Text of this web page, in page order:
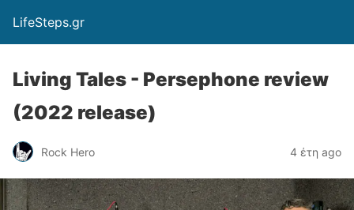
LifeSteps.gr
Living Tales - Persephone review
(2022 release)
Rock Hero 4 έτη ago